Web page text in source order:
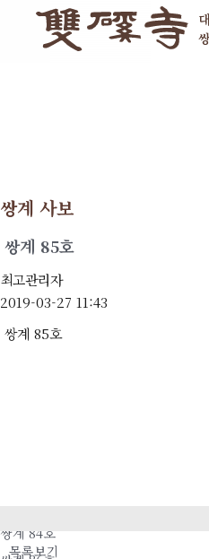
쌍계 사보
쌍계 85호
최고관리자
2019-03-27 11:43
쌍계 85호
쌍계 84호
목록보기